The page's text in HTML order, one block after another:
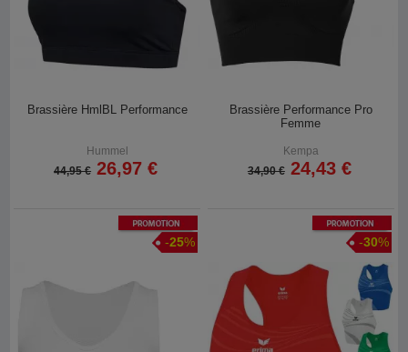
Brassière HmlBL Performance
Hummel
44,95 € 26,97 €
Brassière Performance Pro
Femme
Kempa
34,90 € 24,43 €
Promotion
-25%
Promotion
-30%